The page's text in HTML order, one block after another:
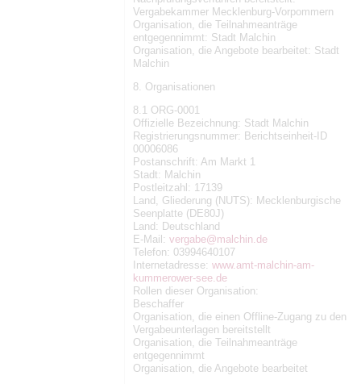
Vergabekammer Mecklenburg-Vorpommern
Organisation, die Teilnahmeanträge
entgegennimmt: Stadt Malchin
Organisation, die Angebote bearbeitet: Stadt
Malchin
8. Organisationen
8.1 ORG-0001
Offizielle Bezeichnung: Stadt Malchin
Registrierungsnummer: Berichtseinheit-ID
00006086
Postanschrift: Am Markt 1
Stadt: Malchin
Postleitzahl: 17139
Land, Gliederung (NUTS): Mecklenburgische
Seenplatte (DE80J)
Land: Deutschland
E-Mail: vergabe@malchin.de
Telefon: 03994640107
Internetadresse: www.amt-malchin-am-
kummerower-see.de
Rollen dieser Organisation:
Beschaffer
Organisation, die einen Offline-Zugang zu den
Vergabeunterlagen bereitstellt
Organisation, die Teilnahmeanträge
entgegennimmt
Organisation, die Angebote bearbeitet